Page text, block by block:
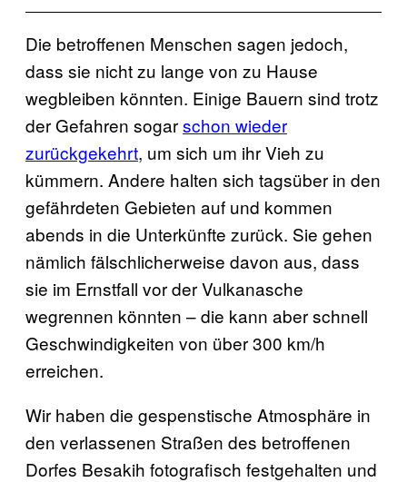
Die betroffenen Menschen sagen jedoch,
dass sie nicht zu lange von zu Hause
wegbleiben könnten. Einige Bauern sind trotz
der Gefahren sogarschon wieder
zurückgekehrt, um sich um ihr Vieh zu
kümmern. Andere halten sich tagsüber in den
gefährdeten Gebieten auf und kommen
abends in die Unterkünfte zurück. Sie gehen
nämlich fälschlicherweise davon aus, dass
sie im Ernstfall vor der Vulkanasche
wegrennen könnten – die kann aber schnell
Geschwindigkeiten von über 300 km/h
erreichen.
Wir haben die gespenstische Atmosphäre in
den verlassenen Straßen des betroffenen
Dorfes Besakih fotografisch festgehalten und